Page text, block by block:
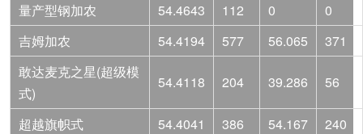
量产型钢加农
54.4643 112 0
0
吉姆加农
54.4194 577 56.065
371
敢达麦克之星(超级模
式)
54.4118 204 39.286 56
超越旗帜式 54.4041 386 54.167
240